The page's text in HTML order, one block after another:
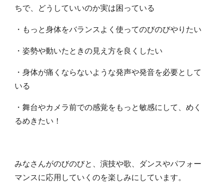
ちで、どうしていいのか実は困っている
・もっと身体をバランスよく使ってのびのびやりたい
・姿勢や動いたときの見え方を良くしたい
・身体が痛くならないような発声や発音を必要として
いる
・舞台やカメラ前での感覚をもっと敏感にして、めく
るめきたい！
みなさんがのびのびと、演技や歌、ダンスやパフォー
マンスに応用していくのを楽しみにしています。